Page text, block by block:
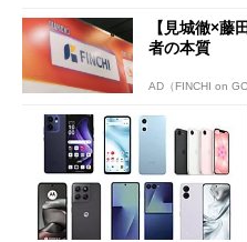
【見城徹×藤
者の本質
AD（FINCHI on